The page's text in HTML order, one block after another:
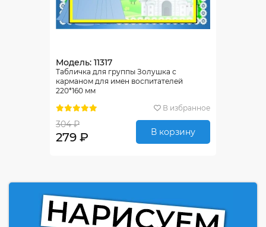
Модель: 11317
Табличка для группы Золушка с
карманом для имен воспитателей
220*160 мм
В избранное
304 ₽
279 ₽ В корзину